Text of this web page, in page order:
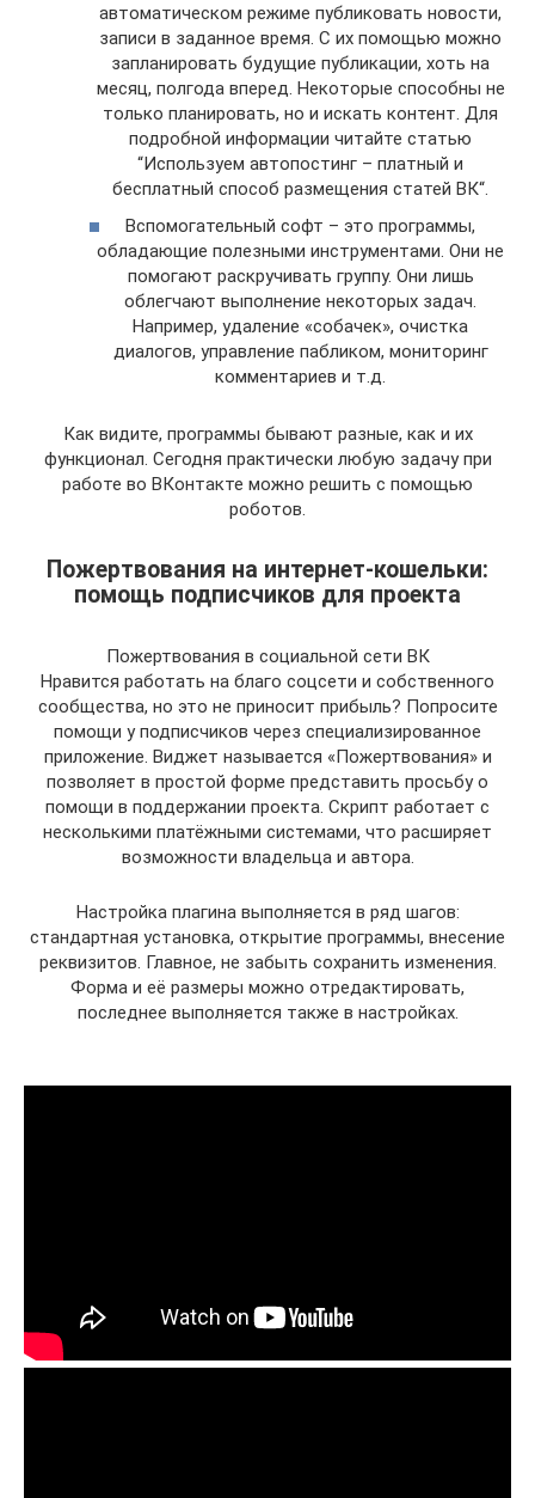
автоматическом режиме публиковать новости,
записи в заданное время. С их помощью можно
запланировать будущие публикации, хоть на
месяц, полгода вперед. Некоторые способны не
только планировать, но и искать контент. Для
подробной информации читайте статью
“Используем автопостинг – платный и
бесплатный способ размещения статей ВК“.
Вспомогательный софт – это программы,
обладающие полезными инструментами. Они не
помогают раскручивать группу. Они лишь
облегчают выполнение некоторых задач.
Например, удаление «собачек», очистка
диалогов, управление пабликом, мониторинг
комментариев и т.д.
Как видите, программы бывают разные, как и их
функционал. Сегодня практически любую задачу при
работе во ВКонтакте можно решить с помощью
роботов.
Пожертвования на интернет-кошельки:
помощь подписчиков для проекта
Пожертвования в социальной сети ВК
Нравится работать на благо соцсети и собственного
сообщества, но это не приносит прибыль? Попросите
помощи у подписчиков через специализированное
приложение. Виджет называется «Пожертвования» и
позволяет в простой форме представить просьбу о
помощи в поддержании проекта. Скрипт работает с
несколькими платёжными системами, что расширяет
возможности владельца и автора.
Настройка плагина выполняется в ряд шагов:
стандартная установка, открытие программы, внесение
реквизитов. Главное, не забыть сохранить изменения.
Форма и её размеры можно отредактировать,
последнее выполняется также в настройках.